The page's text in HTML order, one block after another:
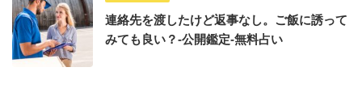
連絡先を渡したけど返事なし。ご飯に誘って
みても良い？-公開鑑定-無料占い